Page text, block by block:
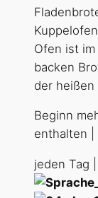
Ofen ist
backen
der heißen
Beginn
enthalten |
jeden Tag